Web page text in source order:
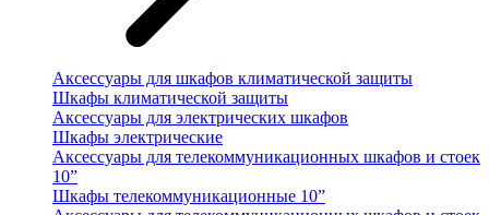
Аксессуары для шкафов климатической защиты
Шкафы климатической защиты
Аксессуары для электрических шкафов
Шкафы электрические
Аксессуары для телекоммуникационных шкафов и стоек
10”
Шкафы телекоммуникационные 10”